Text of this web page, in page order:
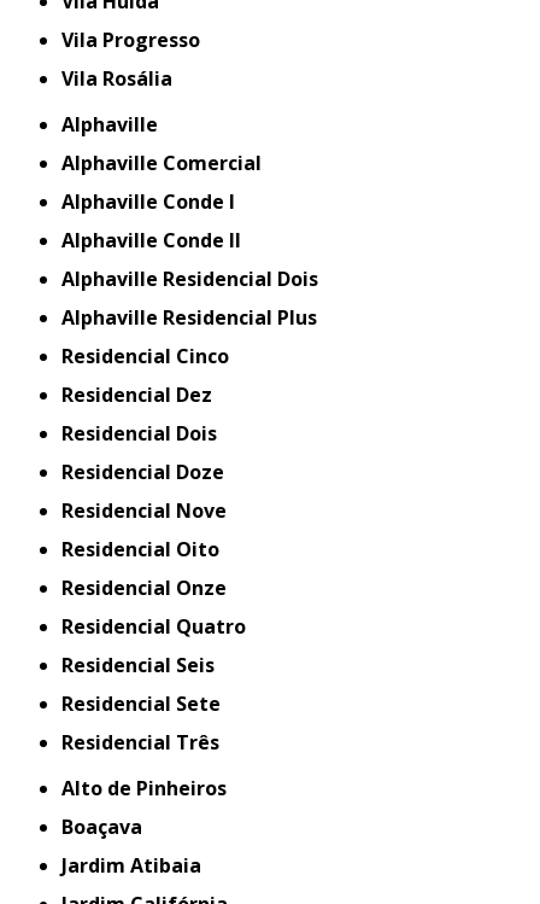
Vila Progresso
Vila Rosália
Alphaville
Alphaville Comercial
Alphaville Conde I
Alphaville Conde II
Alphaville Residencial Dois
Alphaville Residencial Plus
Residencial Cinco
Residencial Dez
Residencial Dois
Residencial Doze
Residencial Nove
Residencial Oito
Residencial Onze
Residencial Quatro
Residencial Seis
Residencial Sete
Residencial Três
Alto de Pinheiros
Boaçava
Jardim Atibaia